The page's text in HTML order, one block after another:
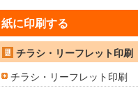
紙に印刷する
チラシ・リーフレット印刷
チラシ・リーフレット印刷